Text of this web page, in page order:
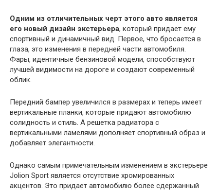
Одним из отличительных черт этого авто является
его новый дизайн экстерьера, который придает ему
спортивный и динамичный вид. Первое, что бросается в
глаза, это изменения в передней части автомобиля.
Фары, идентичные бензиновой модели, способствуют
лучшей видимости на дороге и создают современный
облик.
Передний бампер увеличился в размерах и теперь имеет
вертикальные планки, которые придают автомобилю
солидность и стиль. А решетка радиатора с
вертикальными ламелями дополняет спортивный образ и
добавляет элегантности.
Однако самым примечательным изменением в экстерьере
Jolion Sport является отсутствие хромированных
акцентов. Это придает автомобилю более сдержанный